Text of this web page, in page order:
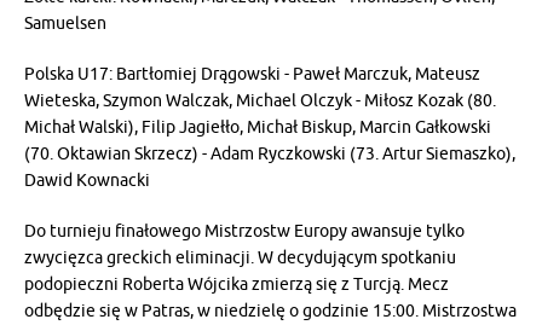
Samuelsen
Polska U17: Bartłomiej Drągowski - Paweł Marczuk, Mateusz
Wieteska, Szymon Walczak, Michael Olczyk - Miłosz Kozak (80.
Michał Walski), Filip Jagiełło, Michał Biskup, Marcin Gałkowski
(70. Oktawian Skrzecz) - Adam Ryczkowski (73. Artur Siemaszko),
Dawid Kownacki
Do turnieju finałowego Mistrzostw Europy awansuje tylko
zwycięzca greckich eliminacji. W decydującym spotkaniu
podopieczni Roberta Wójcika zmierzą się z Turcją. Mecz
odbędzie się w Patras, w niedzielę o godzinie 15:00. Mistrzostwa